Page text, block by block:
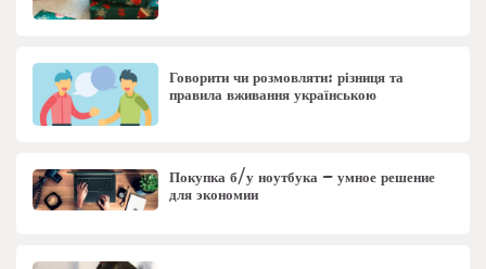
Говорити чи розмовляти: різниця та
правила вживання українською
Покупка б/у ноутбука – умное решение
для экономии